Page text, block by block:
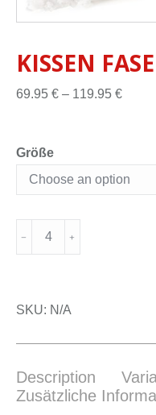
KISSEN
69.95 € – 119.95 €
Größe
SKU: N/A
Description
Zusätzliche